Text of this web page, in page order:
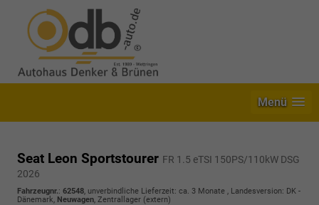
Menü
Seat Leon Sportstourer FR 1.5 eTSI 150PS/110kW DSG
2026
Fahrzeugnr.: 62548, unverbindliche Lieferzeit: ca. 3 Monate , Landesversion: DK -
Dänemark, Neuwagen, Zentrallager (extern)